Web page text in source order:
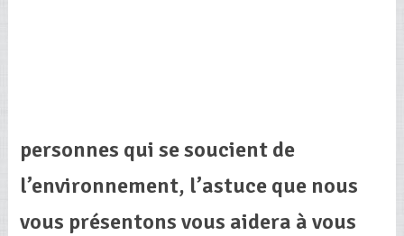
personnes qui se soucient de
l’environnement, l’astuce que nous
vous présentons vous aidera à vous